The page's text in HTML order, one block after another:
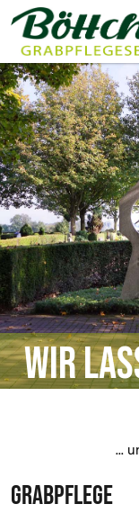
Wir
...
GRABPFLEGE